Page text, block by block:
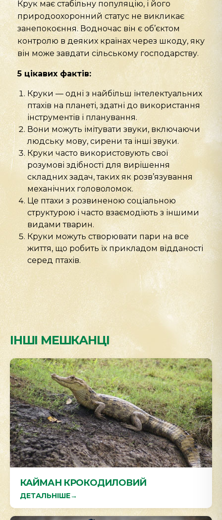
Крук має стабільну популяцію, і його
природоохоронний статус не викликає
занепокоєння. Водночас він є об’єктом
контролю в деяких країнах через шкоду, яку
він може завдати сільському господарству.
5 цікавих фактів:
Круки — одні з найбільш інтелектуальних
птахів на планеті, здатні до використання
інструментів і планування.
Вони можуть імітувати звуки, включаючи
людську мову, сирени та інші звуки.
Круки часто використовують свої
розумові здібності для вирішення
складних задач, таких як розв’язування
механічних головоломок.
Це птахи з розвиненою соціальною
структурою і часто взаємодіють з іншими
видами тварин.
Круки можуть створювати пари на все
життя, що робить їх прикладом відданості
серед птахів.
ІНШІ МЕШКАНЦІ
КАЙМАН КРОКОДИЛОВИЙ
ДЕТАЛЬНІШЕ→